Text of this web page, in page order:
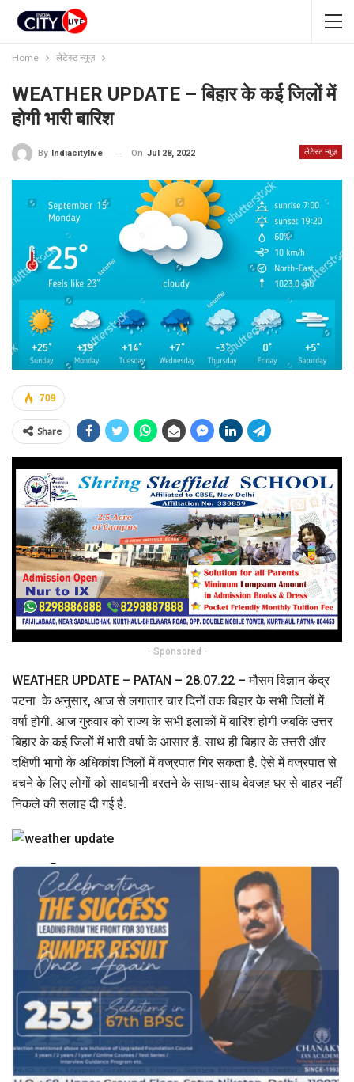
Home लेटेस्ट न्यूज़
WEATHER UPDATE – बिहार के कई जिलों में
होगी भारी बारिश
लेटेस्ट न्यूज़
By Indiacitylive On Jul 28, 2022
709
Share
- Sponsored -
WEATHER UPDATE – PATAN – 28.07.22 – मौसम विज्ञान केंद्र
पटना के अनुसार, आज से लगातार चार दिनों तक बिहार के सभी जिलों में
वर्षा होगी. आज गुरुवार को राज्य के सभी इलाकों में बारिश होगी जबकि उत्तर
बिहार के कई जिलों में भारी वर्षा के आसार हैं. साथ ही बिहार के उत्तरी और
दक्षिणी भागों के अधिकांश जिलों में वज्रपात गिर सकता है. ऐसे में वज्रपात से
बचने के लिए लोगों को सावधानी बरतने के साथ-साथ बेवजह घर से बाहर नहीं
निकले की सलाह दी गई है.